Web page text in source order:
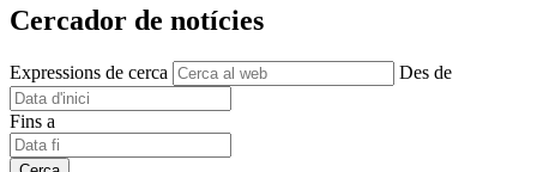
Cercador de notícies
Expressions de cerca Des de
Fins a